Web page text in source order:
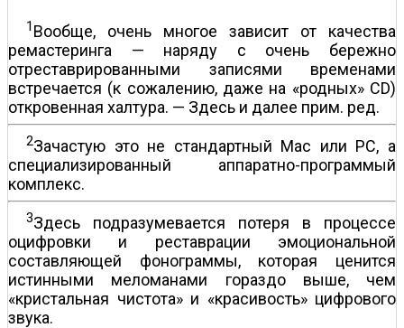
1Вообще, очень многое зависит от качества
ремастеринга — наряду с очень бережно
отреставрированными записями временами
встречается (к сожалению, даже на «родных» CD)
откровенная халтура. — Здесь и далее прим. ред.
2Зачастую это не стандартный Мас или РС, а
специализированный аппаратно-программый
комплекс.
3Здесь подразумевается потеря в процессе
оцифровки и реставрации эмоциональной
составляющей фонограммы, которая ценится
истинными меломанами гораздо выше, чем
«кристальная чистота» и «красивость» цифрового
звука.